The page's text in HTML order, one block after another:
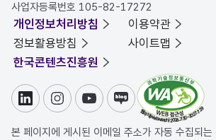
사업자등록번호 105-82-17272
개인정보처리방침
이용약관
정보활용방침
사이트맵
한국콘텐츠진흥원
링크드인인스타그램
유튜브블로그
본 페이지에 게시된 이메일 주소가 자동 수집되